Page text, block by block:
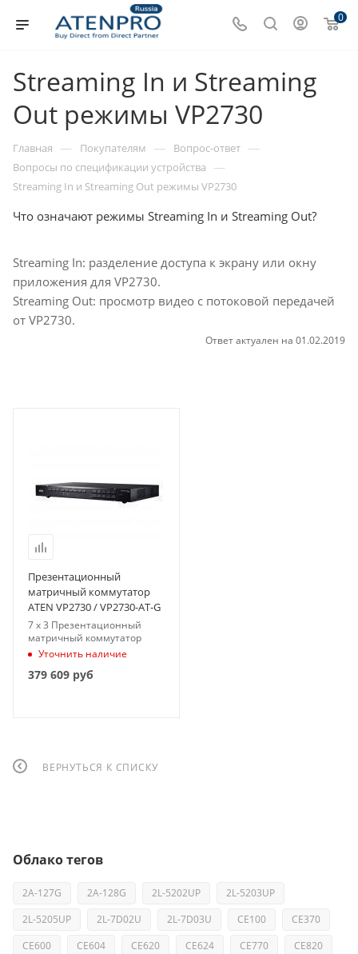
0
Streaming In и Streaming
Out режимы VP2730
Главная — Покупателям — Вопрос-ответ —
Вопросы по спецификации устройства —
Streaming In и Streaming Out режимы VP2730
Что означают режимы Streaming In и Streaming Out?
Streaming In: разделение доступа к экрану или окну
приложения для VP2730.
Streaming Out: просмотр видео с потоковой передачей
от VP2730.
Ответ актуален на 01.02.2019
Презентационный
матричный коммутатор
ATEN VP2730 / VP2730-AT-G
7 x 3 Презентационный
матричный коммутатор
Уточнить наличие
379 609 руб
ВЕРНУТЬСЯ К СПИСКУ
Облако тегов
2A-127G 2A-128G 2L-5202UP
2L-5203UP
2L-5205UP
2L-7D02U 2L-7D03U CE100
CE370
CE600
CE604 CE620 CE624 CE770
CE820